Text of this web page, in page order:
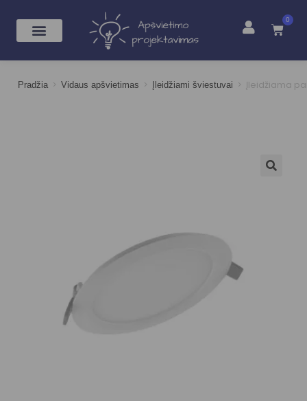
0
Pradžia > Vidaus apšvietimas > Įleidžiami šviestuvai > Įleidžiama